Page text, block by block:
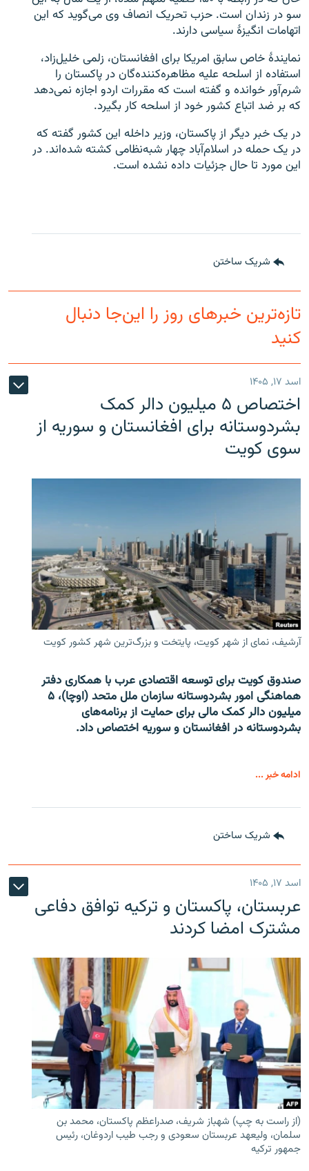
سو در زندان است. حزب تحریک انصاف وی می‌گوید که این
اتهامات انگیزۀ سیاسی دارند.
نمایندۀ خاص سابق امریکا برای افغانستان، زلمی خلیل‌زاد،
استفاده از اسلحه علیه مظاهره‌کننده‌گان در پاکستان را
شرم‌آور خوانده و گفته است که مقررات اردو اجازه نمی‌دهد
که بر ضد اتباع کشور خود از اسلحه کار بگیرد.
در یک خبر دیگر از پاکستان، وزیر داخله این کشور گفته که
در یک حمله در اسلام‌آباد چهار شبه‌نظامی کشته شده‌اند. در
این مورد تا حال جزئیات داده نشده است.
شریک ساختن
تازه‌ترین خبرهای روز را این‌جا دنبال
کنید
اسد ۱۷, ۱۴۰۵
اختصاص ۵ میلیون دالر کمک
بشردوستانه برای افغانستان و سوریه از
سوی کویت
آرشیف، نمای از شهر کویت، پایتخت و بزرگ‌ترین شهر کشور کویت
صندوق کویت برای توسعه اقتصادی عرب با همکاری دفتر
هماهنگی امور بشردوستانه سازمان ملل متحد (اوچا)، ۵
میلیون دالر کمک مالی برای حمایت از برنامه‌های
بشردوستانه در افغانستان و سوریه اختصاص داد.
ادامه خبر ...
شریک ساختن
اسد ۱۷, ۱۴۰۵
عربستان، پاکستان و ترکیه توافق دفاعی
مشترک امضا کردند
(از راست به چپ) شهباز شریف، صدراعظم پاکستان، محمد بن
سلمان، ولیعهد عربستان سعودی و رجب طیب اردوغان، رئیس
جمهور ترکیه